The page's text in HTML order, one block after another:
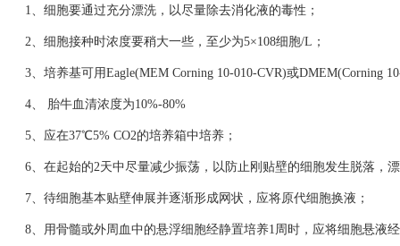
1、细胞要通过充分漂洗，以尽量除去消化液的毒性；
2、细胞接种时浓度要稍大一些，至少为5×108细胞/L；
3、培养基可用Eagle(MEM Corning 10-010-CVR)或DMEM(Corning
4、 胎牛血清浓度为10%-80%
5、应在37℃5% CO2的培养箱中培养；
6、在起始的2天中尽量减少振荡，以防止刚贴壁的细胞发生脱落，
7、待细胞基本贴壁伸展并逐渐形成网状，应将原代细胞换液；
8、用骨髓或外周血中的悬浮细胞经静置培养1周时，应将细胞悬液